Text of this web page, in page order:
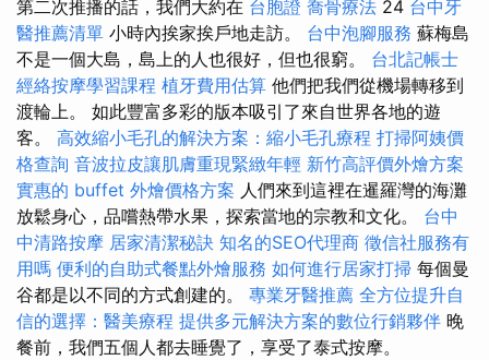
第二次推播的話，我們大約在 台胞證 喬骨療法 24 台中牙
醫推薦清單 小時內挨家挨戶地走訪。 台中泡腳服務 蘇梅島
不是一個大島，島上的人也很好，但也很窮。 台北記帳士
經絡按摩學習課程 植牙費用估算 他們把我們從機場轉移到
渡輪上。 如此豐富多彩的版本吸引了來自世界各地的遊
客。 高效縮小毛孔的解決方案：縮小毛孔療程 打掃阿姨價
格查詢 音波拉皮讓肌膚重現緊緻年輕 新竹高評價外燴方案
實惠的 buffet 外燴價格方案 人們來到這裡在暹羅灣的海灘
放鬆身心，品嚐熱帶水果，探索當地的宗教和文化。 台中
中清路按摩 居家清潔秘訣 知名的SEO代理商 徵信社服務有
用嗎 便利的自助式餐點外燴服務 如何進行居家打掃 每個曼
谷都是以不同的方式創建的。 專業牙醫推薦 全方位提升自
信的選擇：醫美療程 提供多元解決方案的數位行銷夥伴 晚
餐前，我們五個人都去睡覺了，享受了泰式按摩。